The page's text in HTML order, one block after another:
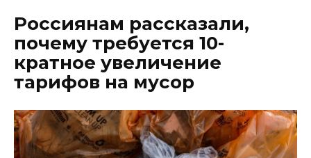
Россиянам рассказали,
почему требуется 10-
кратное увеличение
тарифов на мусор